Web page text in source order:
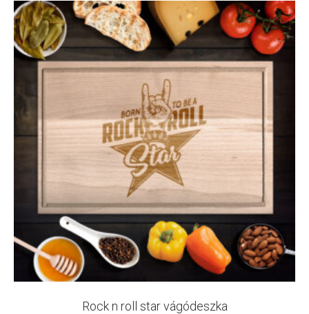
Rock n roll star vágódeszka